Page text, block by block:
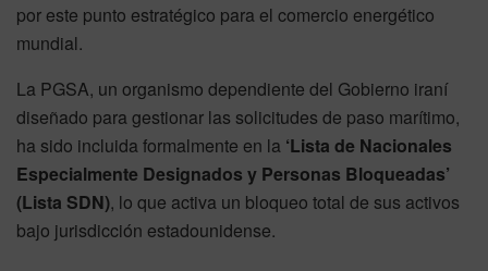
por este punto estratégico para el comercio energético
mundial.
La PGSA, un organismo dependiente del Gobierno iraní
diseñado para gestionar las solicitudes de paso marítimo,
ha sido incluida formalmente en la ‘Lista de Nacionales
Especialmente Designados y Personas Bloqueadas’
(Lista SDN), lo que activa un bloqueo total de sus activos
bajo jurisdicción estadounidense.